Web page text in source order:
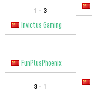
1 - 3
Invictus Gaming
FunPlusPhoenix
3 - 1